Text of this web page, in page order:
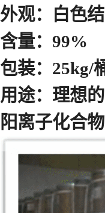
外观：白色
含量：99%
包装：25kg/
用途：理想
阳离子化合物